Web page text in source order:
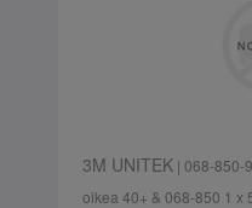
3M UNITEK| 068-850-
oikea 40+ & 068-850 1 x